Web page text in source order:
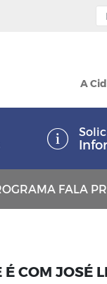
A
FALA
COM JOSÉ